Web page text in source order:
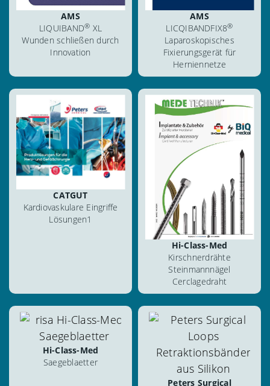
AMS
LIQUIBAND® XL
Wunden schließen durch
Innovation
AMS
LICQIBANDFIX8®
Laparoskopisches
Fixierungsgerät für
Herniennetze
ansehen
herunterladen
blättern
CATGUT
Kardiovaskulare Eingriffe
Lösungen1
ansehen
herunterladen
blättern
Hi-Class-Med
Kirschnerdrähte
Steinmannnägel
Cerclagedraht
blättern
Hi-Class-Med
Saegeblaetter
ansehen
herunterladen
blättern
Peters Surgical